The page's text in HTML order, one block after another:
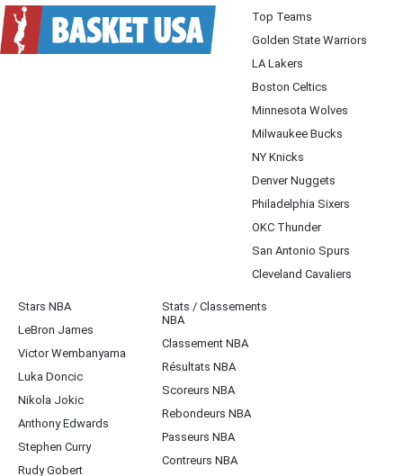
Top Teams
Golden State Warriors
LA Lakers
Boston Celtics
Minnesota Wolves
Milwaukee Bucks
NY Knicks
Denver Nuggets
Philadelphia Sixers
OKC Thunder
San Antonio Spurs
Cleveland Cavaliers
Stars NBA
LeBron James
Victor Wembanyama
Luka Doncic
Nikola Jokic
Anthony Edwards
Stephen Curry
Rudy Gobert
Stats / Classements
NBA
Classement NBA
Résultats NBA
Scoreurs NBA
Rebondeurs NBA
Passeurs NBA
Contreurs NBA